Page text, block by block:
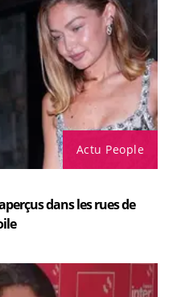
Actu People
dans les rues de